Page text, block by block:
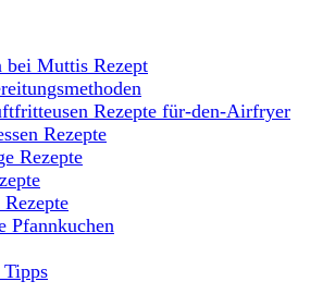
Muttis Rezept
Rezepte für-den-Airfryer
Rezepte
Rezepte
Rezepte
Pfannkuchen